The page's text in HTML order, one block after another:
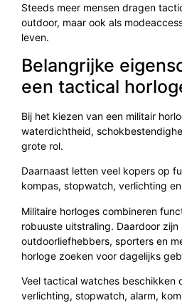
Steeds meer mensen dragen
outdoor, maar ook als
leven.
Belangrijke
een tactical
Bij het kiezen van een militair
waterdichtheid,
grote rol.
Daarnaast letten veel kopers op
kompas, stopwatch, verlichting
Militaire horloges combineren
robuuste uitstraling. Daardoor
outdoorliefhebbers, sporters en
horloge zoeken voor dagelijks
Veel tactical watches beschikken
verlichting, stopwatch, alarm,